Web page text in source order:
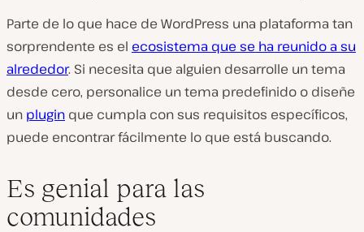
Parte de lo que hace de WordPress una plataforma tan
sorprendente es el ecosistema que se ha reunido a su
alrededor. Si necesita que alguien desarrolle un tema
desde cero, personalice un tema predefinido o diseñe
un plugin que cumpla con sus requisitos específicos,
puede encontrar fácilmente lo que está buscando.
Es genial para las
comunidades